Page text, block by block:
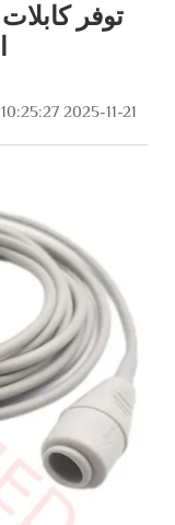
2025-11-21 10:25:27